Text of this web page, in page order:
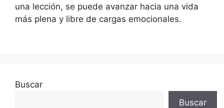
una lección, se puede avanzar hacia una vida
más plena y libre de cargas emocionales.
Buscar
Buscar